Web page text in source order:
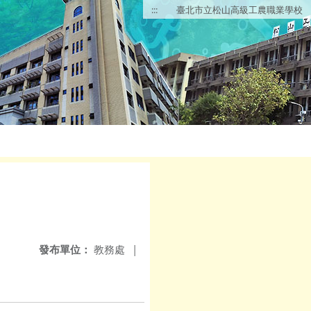
::: 臺北市立松山高級工農職業學校
發布單位： 教務處 |